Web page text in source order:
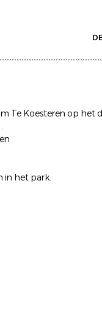
Te Koesteren op het
in het park.